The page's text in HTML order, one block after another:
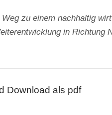
zu einem nachhaltig
in Richtung
Download als pdf